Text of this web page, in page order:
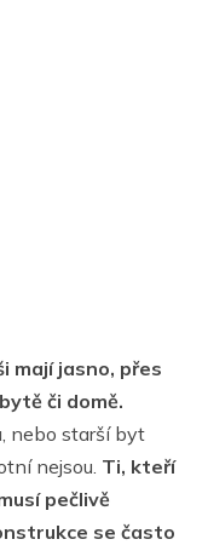
mají jasno, přes
či domě.
nebo starší byt
nejsou. Ti, kteří
pečlivě
se často